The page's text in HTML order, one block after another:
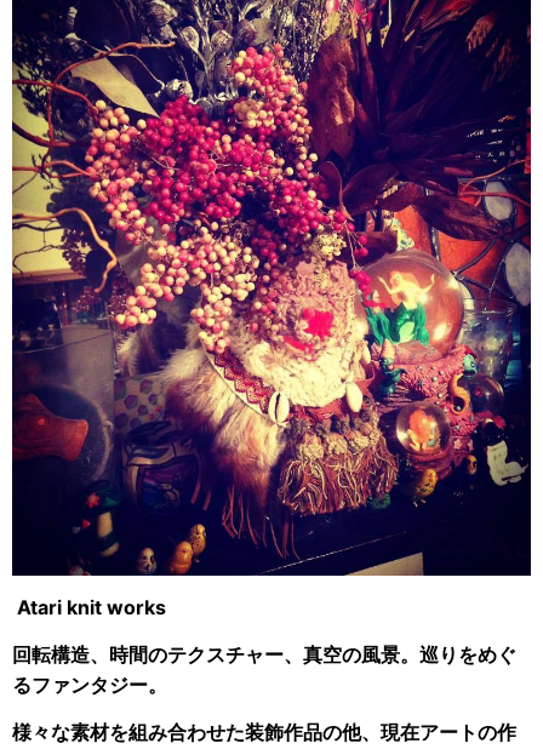
Atari knit works
回転構造、時間のテクスチャー、真空の風景。巡りをめぐ
るファンタジー。
様々な素材を組み合わせた装飾作品の他、現在アートの作